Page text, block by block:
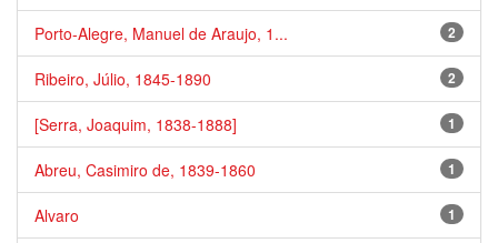
2
Porto-Alegre, Manuel de Araujo, 1...
2
Ribeiro, Júlio, 1845-1890
1
[Serra, Joaquim, 1838-1888]
1
Abreu, Casimiro de, 1839-1860
1
Alvaro